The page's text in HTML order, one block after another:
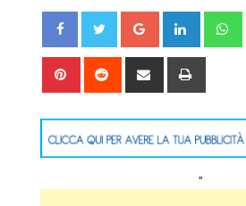
Google+ LinkedIn
Pinterest Reddit
Share
"